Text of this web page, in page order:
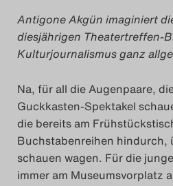
Das
Das
Das
Antigone Akgün imaginiert
diesjährigen Theatertreffen-
Kulturjournalismus ganz
Na, für all die Augenpaare,
Guckkasten-Spektakel
die bereits am
Buchstabenreihen hindurch,
schauen wagen. Für die
immer am Museumsvorplatz